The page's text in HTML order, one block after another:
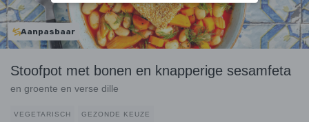
Aanpasbaar
Stoofpot met bonen en knapperige sesamfeta
en groente en verse dille
VEGETARISCH GEZONDE KEUZE